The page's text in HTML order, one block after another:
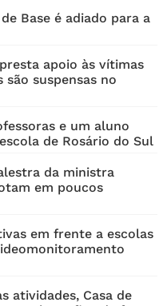
Base é adiado para a
apoio às vítimas
são suspensas no
e um aluno
de Rosário do Sul
da ministra
em poucos
em frente a escolas
atividades, Casa de